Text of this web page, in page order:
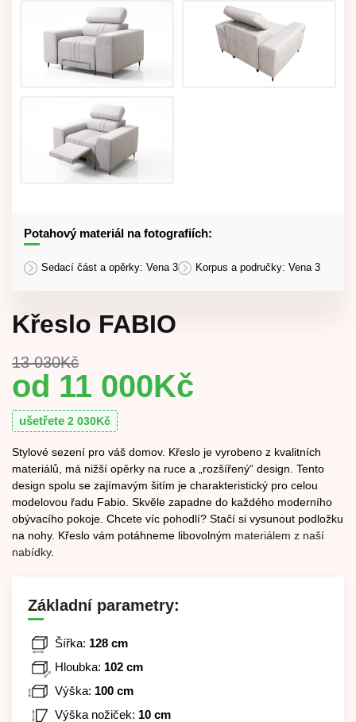
Potahový materiál na fotografiích:
Sedací část a opěrky: Vena 3 Korpus a područky: Vena 3
Křeslo FABIO
13 030Kč
11 000Kč
ušetřete 2 030Kč
Stylové sezení pro váš domov. Křeslo je vyrobeno z kvalitních
materiálů, má nižší opěrky na ruce a „rozšířený“ design. Tento
design spolu se zajímavým šitím je charakteristický pro celou
modelovou řadu Fabio. Skvěle zapadne do každého moderního
obývacího pokoje. Chcete víc pohodlí? Stačí si vysunout podložku
na nohy. Křeslo vám potáhneme libovolným materiálem z naší
nabídky.
Základní parametry:
Šířka: 128 cm
Hloubka: 102 cm
Výška: 100 cm
Výška nožiček: 10 cm